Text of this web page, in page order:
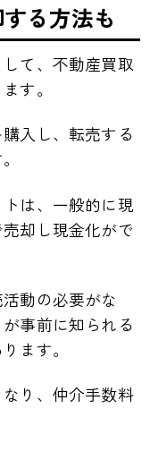
る方法も
て、不動産買取
す。
入し、転売する
は、一般的に現
却し現金化がで
動の必要がな
事前に知られる
ます。
り、仲介手数料